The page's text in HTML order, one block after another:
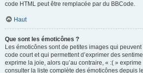
code HTML peut être remplacée par du BBCode.
Haut
Que sont les émoticônes ?
Les émoticônes sont de petites images qui
code court et qui permettent d’exprimer des
exprime la joie, alors qu’au contraire, « :( »
consulter la liste complète des émoticônes depuis